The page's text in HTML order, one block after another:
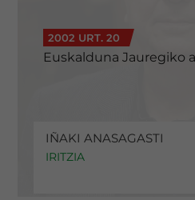
2002 URT. 20
Euskalduna Jauregiko
IÑAKI ANASAGASTI
IRITZIA